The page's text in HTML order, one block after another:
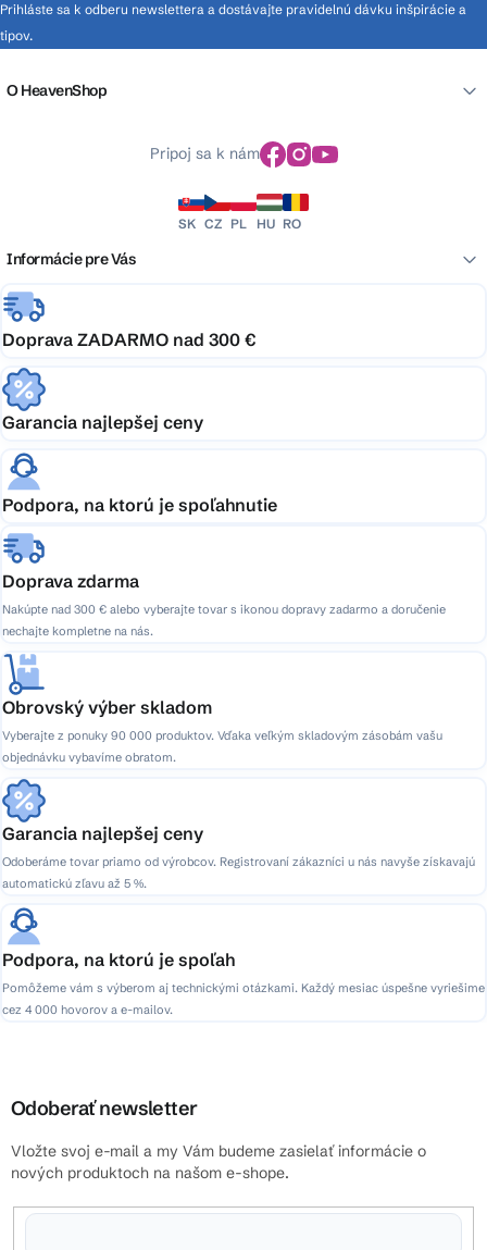
Prihláste sa k odberu newslettera a dostávajte pravidelnú dávku inšpirácie a
tipov.
O HeavenShop
Pripoj sa k nám
SK CZ PL HU RO
Informácie pre Vás
Doprava ZADARMO nad 300 €
Garancia najlepšej ceny
Podpora, na ktorú je spoľahnutie
Doprava zdarma
Nakúpte nad 300 € alebo vyberajte tovar s ikonou dopravy zadarmo a doručenie
nechajte kompletne na nás.
Obrovský výber skladom
Vyberajte z ponuky 90 000 produktov. Vďaka veľkým skladovým zásobám vašu
objednávku vybavíme obratom.
Garancia najlepšej ceny
Odoberáme tovar priamo od výrobcov. Registrovaní zákazníci u nás navyše získavajú
automatickú zľavu až 5 %.
Podpora, na ktorú je spoľah
Pomôžeme vám s výberom aj technickými otázkami. Každý mesiac úspešne vyriešime
cez 4 000 hovorov a e-mailov.
Odoberať newsletter
Vložte svoj e-mail a my Vám budeme zasielať informácie o
nových produktoch na našom e-shope.